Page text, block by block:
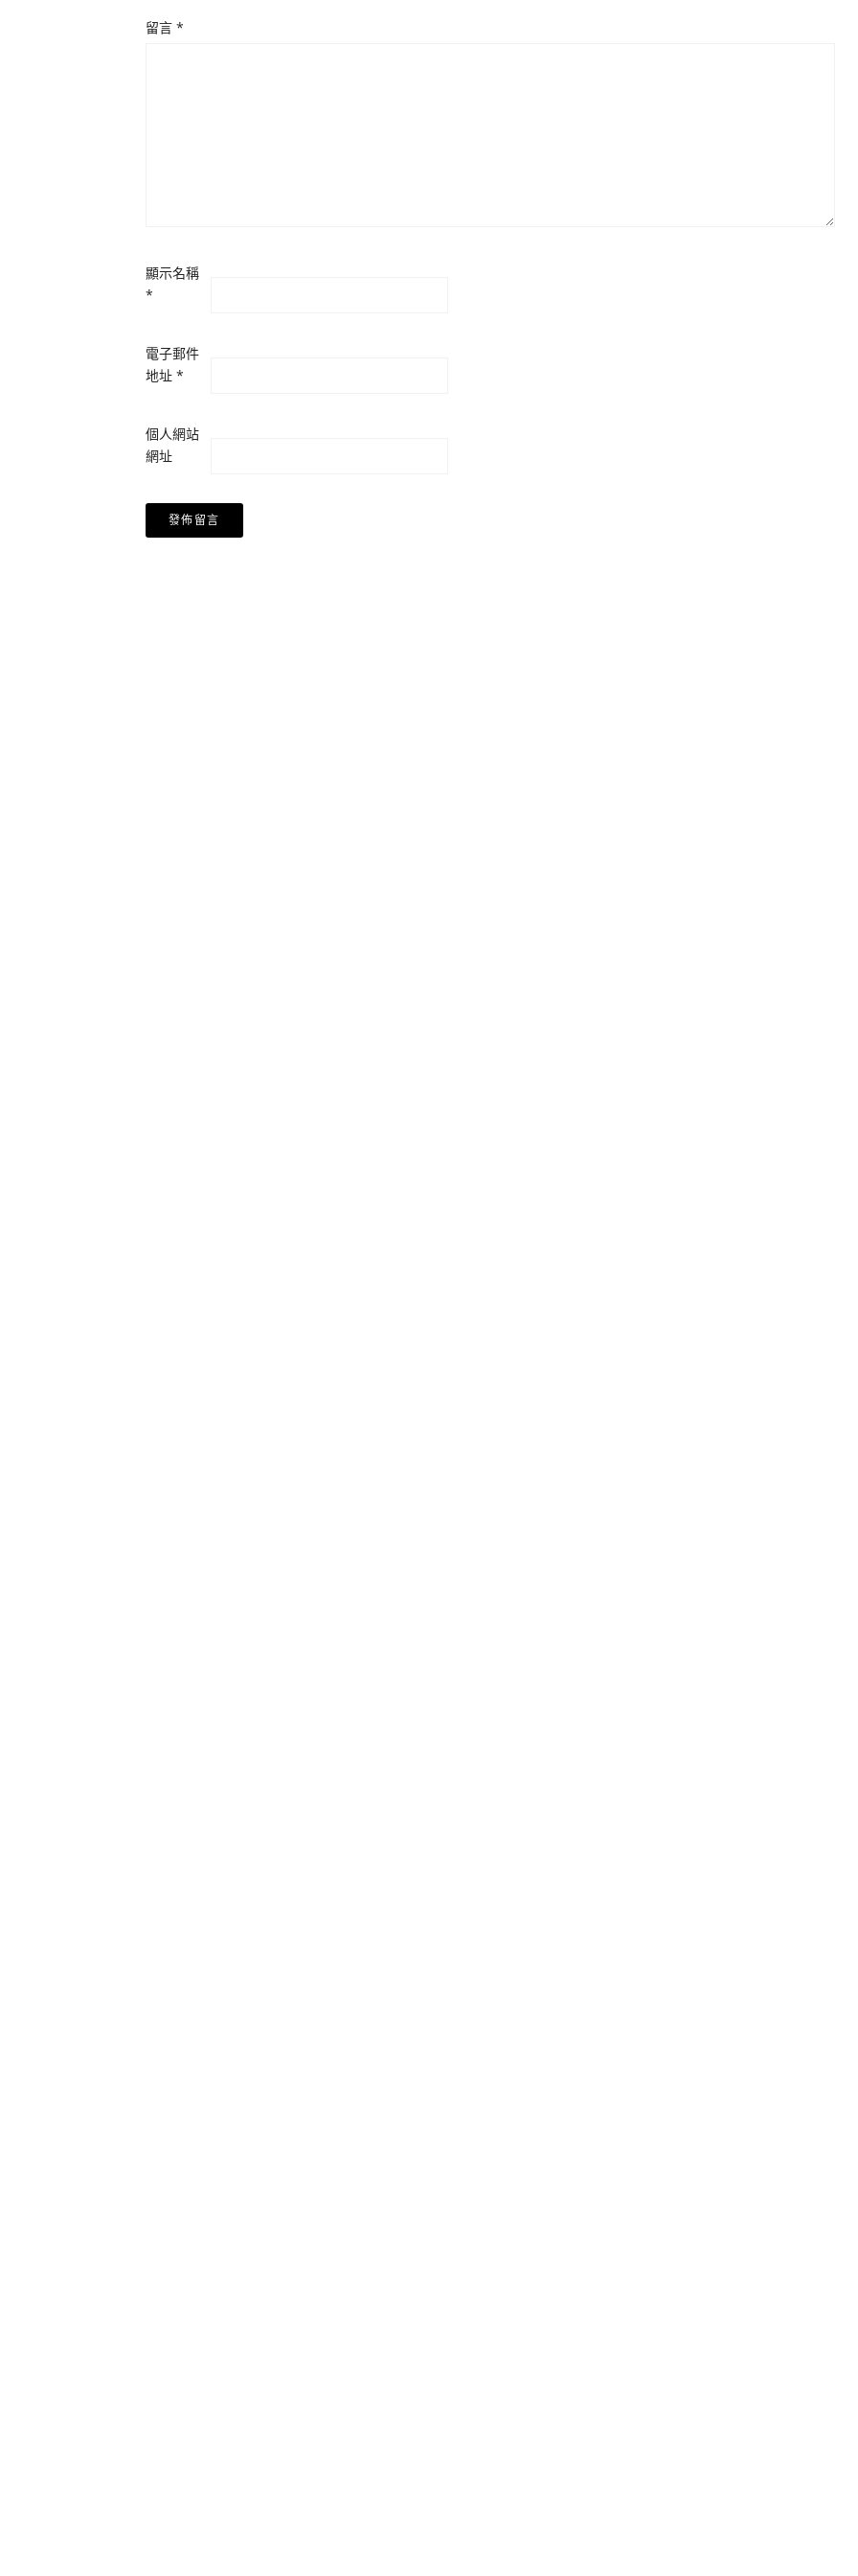
留言 *
顯示名稱
*
電子郵件
地址 *
個人網站
網址